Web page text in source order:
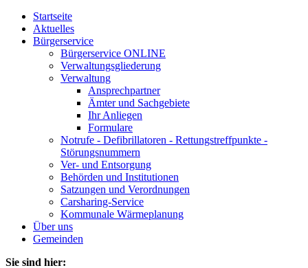
Startseite
Aktuelles
Bürgerservice
Bürgerservice ONLINE
Verwaltungsgliederung
Verwaltung
Ansprechpartner
Ämter und Sachgebiete
Ihr Anliegen
Formulare
Notrufe - Defibrillatoren - Rettungstreffpunkte -
Störungsnummern
Ver- und Entsorgung
Behörden und Institutionen
Satzungen und Verordnungen
Carsharing-Service
Kommunale Wärmeplanung
Über uns
Gemeinden
Sie sind hier: